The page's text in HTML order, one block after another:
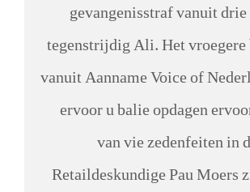
gevangenisstraf vanuit
tegenstrijdig Ali. Het
vanuit Aanname Voice of
ervoor u balie opdagen
van vie zedenfeiten in
Retaildeskundige Pau Moers